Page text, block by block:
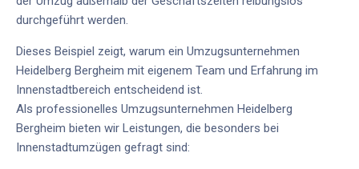
durchgeführt werden.
Dieses Beispiel zeigt, warum ein Umzugsunternehmen
Heidelberg Bergheim mit eigenem Team und Erfahrung im
Innenstadtbereich entscheidend ist.
Als professionelles Umzugsunternehmen Heidelberg
Bergheim bieten wir Leistungen, die besonders bei
Innenstadtumzügen gefragt sind: